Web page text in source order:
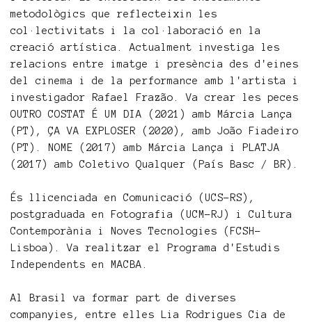
metodològics que reflecteixin les
col·lectivitats i la col·laboració en la
creació artística. Actualment investiga les
relacions entre imatge i presència des d'eines
del cinema i de la performance amb l'artista i
investigador Rafael Frazão. Va crear les peces
OUTRO COSTAT É UM DIA (2021) amb Márcia Lança
(PT), ÇA VA EXPLOSER (2020), amb João Fiadeiro
(PT). NOME (2017) amb Márcia Lança i PLATJA
(2017) amb Coletivo Qualquer (País Basc / BR).
És llicenciada en Comunicació (UCS-RS),
postgraduada en Fotografia (UCM-RJ) i Cultura
Contemporània i Noves Tecnologies (FCSH-
Lisboa). Va realitzar el Programa d'Estudis
Independents en MACBA.
Al Brasil va formar part de diverses
companyies, entre elles Lia Rodrigues Cia de